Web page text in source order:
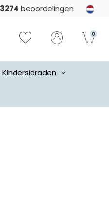
3274 beoordelingen
0
Kindersieraden